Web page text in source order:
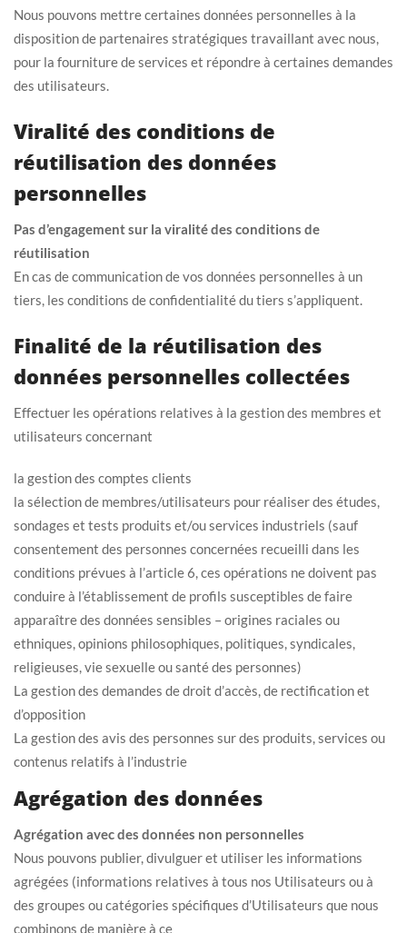
Nous pouvons mettre certaines données personnelles à la
disposition de partenaires stratégiques travaillant avec nous,
pour la fourniture de services et répondre à certaines demandes
des utilisateurs.
Viralité des conditions de
réutilisation des données
personnelles
Pas d’engagement sur la viralité des conditions de
réutilisation
En cas de communication de vos données personnelles à un
tiers, les conditions de confidentialité du tiers s’appliquent.
Finalité de la réutilisation des
données personnelles collectées
Effectuer les opérations relatives à la gestion des membres et
utilisateurs concernant
la gestion des comptes clients
la sélection de membres/utilisateurs pour réaliser des études,
sondages et tests produits et/ou services industriels (sauf
consentement des personnes concernées recueilli dans les
conditions prévues à l’article 6, ces opérations ne doivent pas
conduire à l’établissement de profils susceptibles de faire
apparaître des données sensibles – origines raciales ou
ethniques, opinions philosophiques, politiques, syndicales,
religieuses, vie sexuelle ou santé des personnes)
La gestion des demandes de droit d’accès, de rectification et
d’opposition
La gestion des avis des personnes sur des produits, services ou
contenus relatifs à l’industrie
Agrégation des données
Agrégation avec des données non personnelles
Nous pouvons publier, divulguer et utiliser les informations
agrégées (informations relatives à tous nos Utilisateurs ou à
des groupes ou catégories spécifiques d’Utilisateurs que nous
combinons de manière à ce